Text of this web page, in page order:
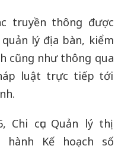
truyền thông được
lý địa bàn, kiểm
cũng như thông qua
luật trực tiếp tới
Chi cục Quản lý thị
Kế hoạch số